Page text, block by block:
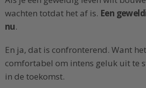
wachten totdat het af is. Een
nu.
En ja, dat is confronterend. Want
comfortabel om intens geluk uit te
in de toekomst.